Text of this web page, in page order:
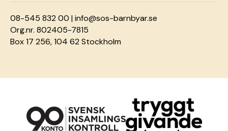
08-545 832 00 |info@sos-barnbyar.se
Org.nr. 802405-7815
Box 17 256, 104 62 Stockholm